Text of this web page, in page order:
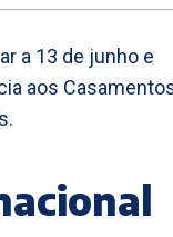
a 13 de junho e
aos